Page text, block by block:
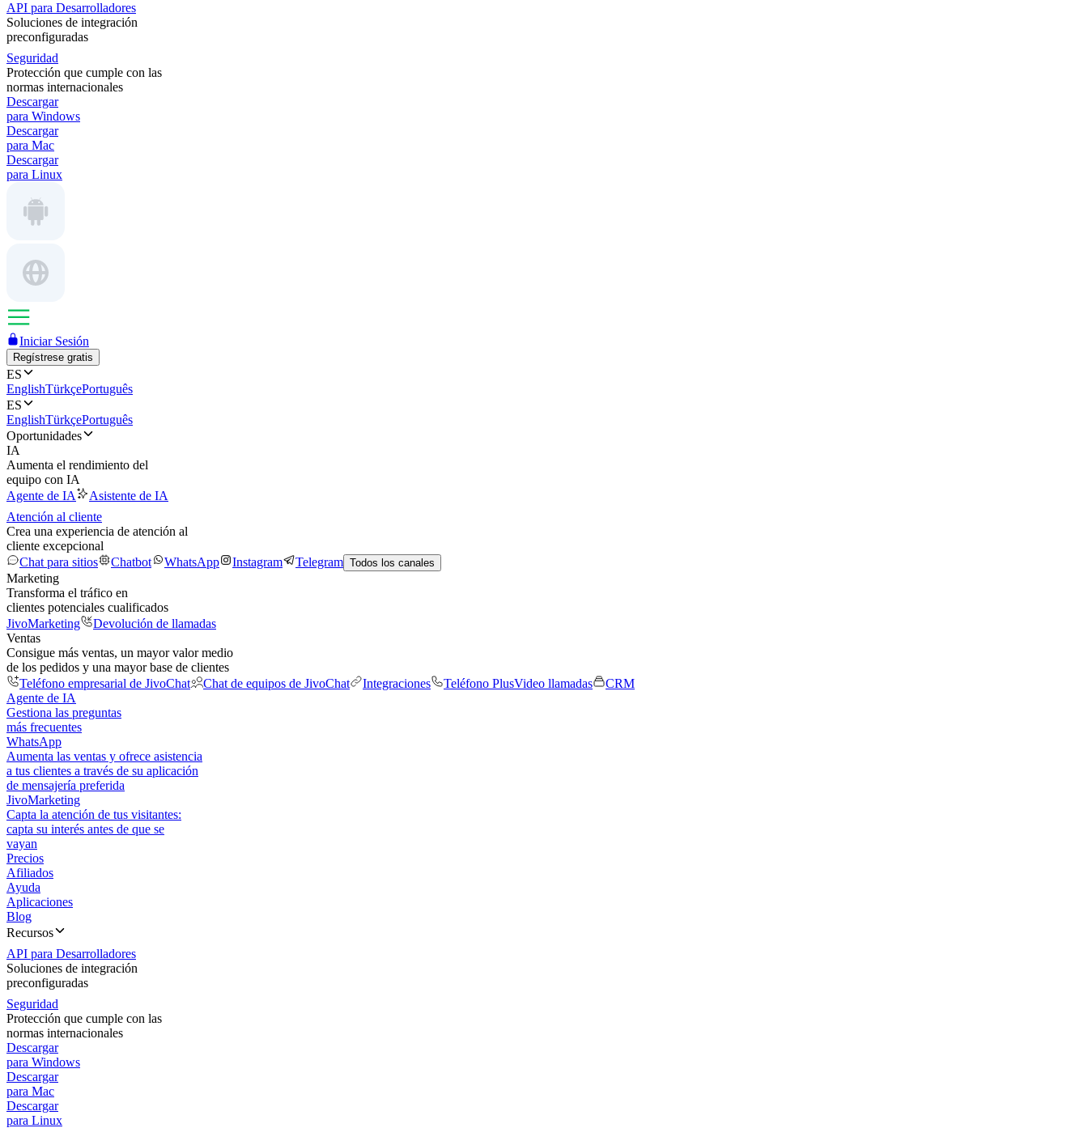
API para Desarrolladores
Soluciones de integración
preconfiguradas
Seguridad
Protección que cumple con las
normas internacionales
Descargar
para Windows
Descargar
para Mac
Descargar
para Linux
Iniciar Sesión
Regístrese gratis
ES
EnglishTürkçePortuguês
ES
EnglishTürkçePortuguês
Oportunidades
IA
Aumenta el rendimiento del
equipo con IA
Agente de IA
Asistente de IA
Atención al cliente
Crea una experiencia de atención al
cliente excepcional
Chat para sitios
Chatbot WhatsApp Instagram Telegram Todos los canales
Marketing
Transforma el tráfico en
clientes potenciales cualificados
JivoMarketing
Devolución de llamadas
Ventas
Consigue más ventas, un mayor valor medio
de los pedidos y una mayor base de clientes
Teléfono empresarial de JivoChat
Chat de equipos de JivoChat Integraciones Teléfono PlusVideo llamadas
CRM
Agente de IA
Gestiona las preguntas
más frecuentes
WhatsApp
Aumenta las ventas y ofrece asistencia
a tus clientes a través de su aplicación
de mensajería preferida
JivoMarketing
Capta la atención de tus visitantes:
capta su interés antes de que se
vayan
Precios
Afiliados
Ayuda
Aplicaciones
Blog
Recursos
API para Desarrolladores
Soluciones de integración
preconfiguradas
Seguridad
Protección que cumple con las
normas internacionales
Descargar
para Windows
Descargar
para Mac
Descargar
para Linux